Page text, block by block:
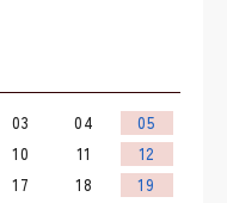
03 04
05
10 11
12
17 18
19